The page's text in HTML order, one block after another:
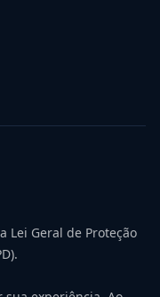
Lei Geral de Proteção